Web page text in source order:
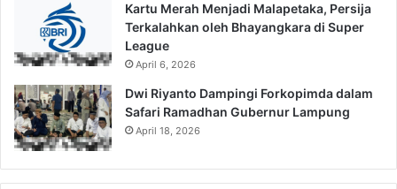
Kartu Merah Menjadi Malapetaka, Persija
Terkalahkan oleh Bhayangkara di Super
League
April 6, 2026
Dwi Riyanto Dampingi Forkopimda dalam
Safari Ramadhan Gubernur Lampung
April 18, 2026